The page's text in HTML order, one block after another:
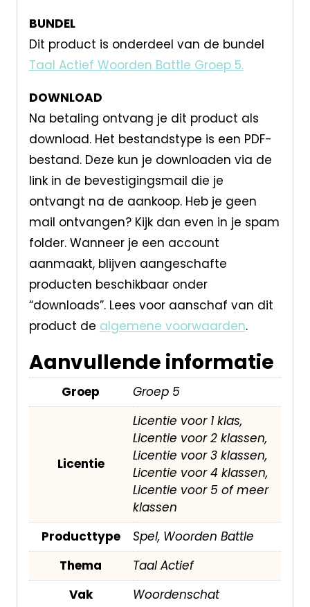
BUNDEL
Dit product is onderdeel van de bundel
Taal Actief Woorden Battle Groep 5.
DOWNLOAD
Na betaling ontvang je dit product als
download. Het bestandstype is een PDF-
bestand. Deze kun je downloaden via de
link in de bevestigingsmail die je
ontvangt na de aankoop. Heb je geen
mail ontvangen? Kijk dan even in je spam
folder. Wanneer je een account
aanmaakt, blijven aangeschafte
producten beschikbaar onder
“downloads”. Lees voor aanschaf van dit
product de algemene voorwaarden.
Aanvullende informatie
Groep Groep 5
Licentie
Licentie voor 1 klas,
Licentie voor 2 klassen,
Licentie voor 3 klassen,
Licentie voor 4 klassen,
Licentie voor 5 of meer
klassen
Producttype
Spel, Woorden Battle
Thema
Taal Actief
Vak
Woordenschat